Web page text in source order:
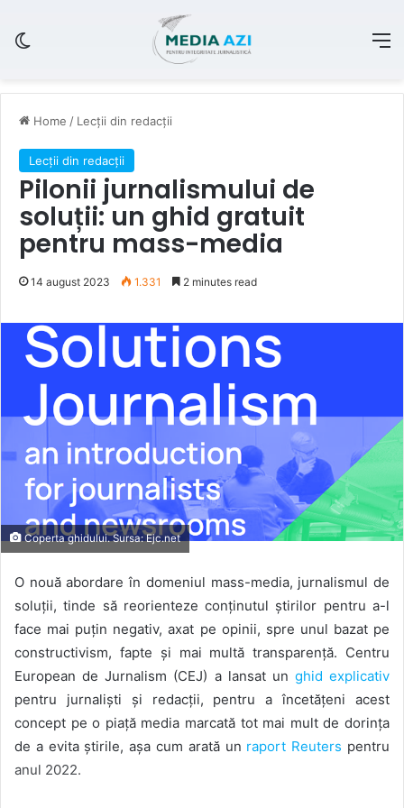
Home / Lecții din redacții
Lecții din redacții
Pilonii jurnalismului de
soluții: un ghid gratuit
pentru mass-media
14 august 2023 1.331 2 minutes read
Coperta ghidului. Sursa: Ejc.net
O nouă abordare în domeniul mass-media, jurnalismul de
soluții, tinde să reorienteze conținutul știrilor pentru a-l
face mai puțin negativ, axat pe opinii, spre unul bazat pe
constructivism, fapte și mai multă transparență. Centru
European de Jurnalism (CEJ) a lansat un ghid explicativ
pentru jurnaliști și redacții, pentru a încetățeni acest
concept pe o piață media marcată tot mai mult de dorința
de a evita știrile, așa cum arată un raport Reuters pentru
anul 2022.